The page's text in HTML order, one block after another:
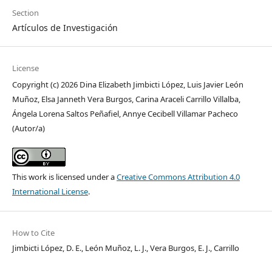
Section
Artículos de Investigación
License
Copyright (c) 2026 Dina Elizabeth Jimbicti López, Luis Javier León
Muñoz, Elsa Janneth Vera Burgos, Carina Araceli Carrillo Villalba,
Ángela Lorena Saltos Peñafiel, Annye Cecibell Villamar Pacheco
(Autor/a)
This work is licensed under aCreative Commons Attribution 4.0
International License.
How to Cite
Jimbicti López, D. E., León Muñoz, L. J., Vera Burgos, E. J., Carrillo